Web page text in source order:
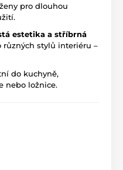
pro dlouhou
estetika a stříbrná
různých stylů interiéru –
do kuchyně,
nebo ložnice.